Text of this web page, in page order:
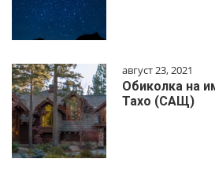
август 23, 2021
Обиколка на
Тахо (САЩ)